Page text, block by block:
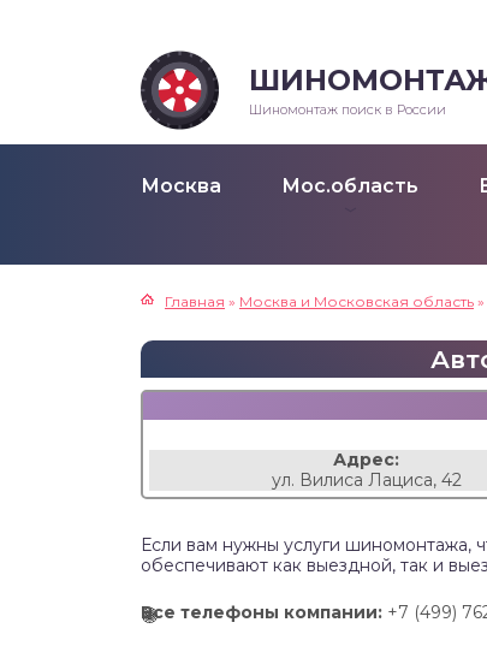
Шиномонтаж поиск в России
Москва Мос.область
Главная » Москва и Московская область »
Адрес:
ул. Вилиса Лациса, 42
Если вам нужны услуги шиномонтажа,
обеспечивают как выездной, так и
Все телефоны компании: +7 (499)